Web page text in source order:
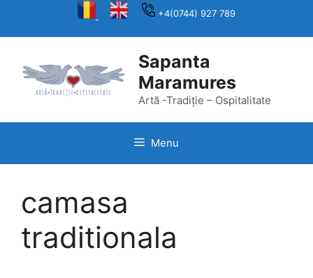
+4(0744) 927 789
Sapanta
Maramures
Artă -Tradiție – Ospitalitate
Menu
camasa
traditionala